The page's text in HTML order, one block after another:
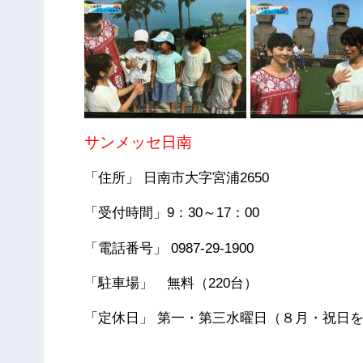
サンメッセ日南
「住所」 日南市大字宮浦2650
「受付時間」9：30～17：00
「電話番号」 0987-29-1900
「駐車場」 無料（220台）
「定休日」 第一・第三水曜日（８月・祝日